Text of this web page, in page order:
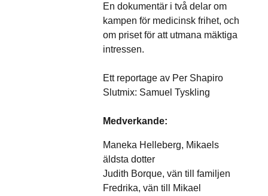
En dokumentär i två delar om
kampen för medicinsk frihet, och
om priset för att utmana mäktiga
intressen.
Ett reportage av Per Shapiro
Slutmix: Samuel Tyskling
Medverkande:
Maneka Helleberg, Mikaels
äldsta dotter
Judith Borque, vän till familjen
Fredrika, vän till Mikael